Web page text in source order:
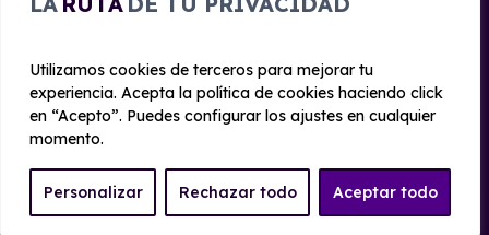
Utilizamos cookies de terceros para mejorar tu
experiencia. Acepta la política de cookies haciendo click
en “Acepto”. Puedes configurar los ajustes en cualquier
momento.
Personalizar Rechazar todo Aceptar todo
Skoda
Ford Todas las marcas
© 2020 - 2026 Alhambra Renting
Aviso legal y Privacidad